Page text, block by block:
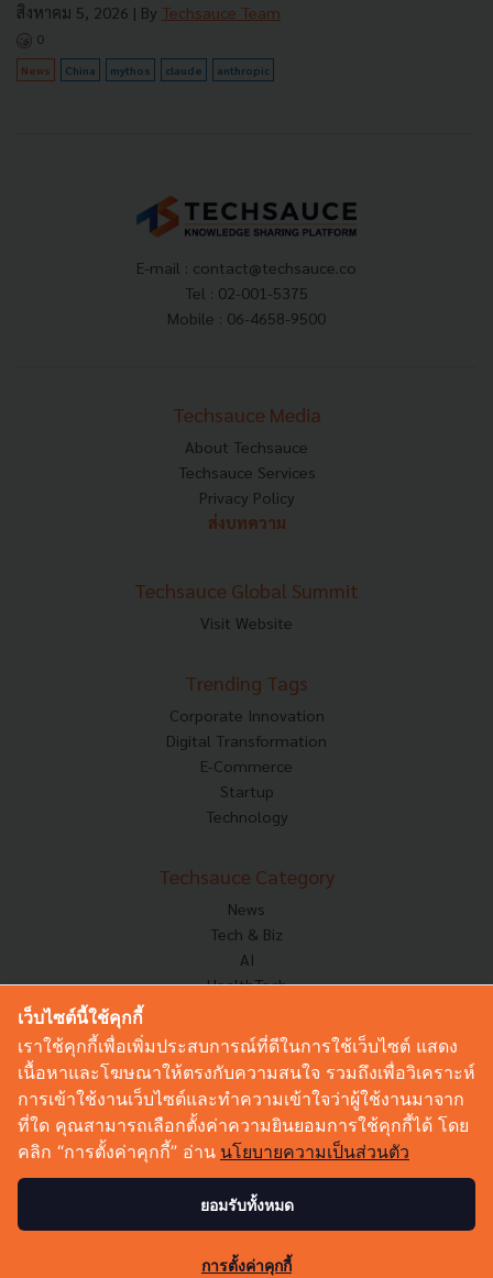
สิงหาคม 5, 2026 | By Techsauce Team
0
News China mythos claude anthropic
E-mail : contact@techsauce.co
Tel : 02-001-5375
Mobile : 06-4658-9500
Techsauce Media
About Techsauce
Techsauce Services
Privacy Policy
ส่งบทความ
Techsauce Global Summit
Visit Website
Trending Tags
Corporate Innovation
Digital Transformation
E-Commerce
Startup
Technology
Techsauce Category
News
Tech & Biz
AI
HealthTech
Corp Innov
Saucy Thoughts
Based On
Sustainable
Videos
Podcast
© Copyright 2026 :Techsauce All rights reserved.
เว็บไซต์นี้ใช้คุกกี้
เราใช้คุกกี้เพื่อเพิ่มประสบการณ์ที่ดีในการใช้เว็บไซต์ แสดง
เนื้อหาและโฆษณาให้ตรงกับความสนใจ รวมถึงเพื่อวิเคราะห์
การเข้าใช้งานเว็บไซต์และทำความเข้าใจว่าผู้ใช้งานมาจาก
ที่ใด คุณสามารถเลือกตั้งค่าความยินยอมการใช้คุกกี้ได้ โดย
คลิก “การตั้งค่าคุกกี้” อ่าน นโยบายความเป็นส่วนตัว
ยอมรับทั้งหมด
การตั้งค่าคุกกี้